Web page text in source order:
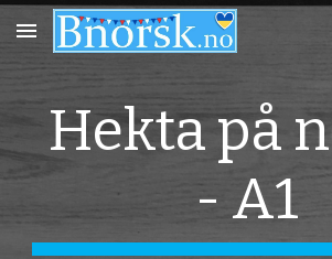
Skip to main content
Hekta på
- A1